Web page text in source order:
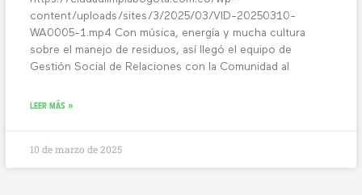
content/uploads/sites/3/2025/03/VID-20250310-
WA0005-1.mp4 Con música, energía y mucha cultura
sobre el manejo de residuos, así llegó el equipo de
Gestión Social de Relaciones con la Comunidad al
LEER MÁS »
10 de marzo de 2025